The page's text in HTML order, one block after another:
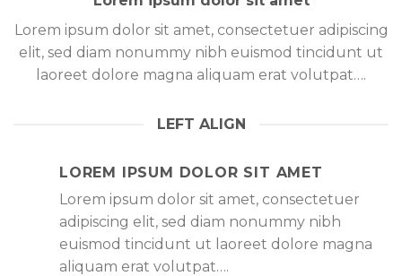
Lorem ipsum dolor sit amet, consectetuer adipiscing
elit, sed diam nonummy nibh euismod tincidunt ut
laoreet dolore magna aliquam erat volutpat….
LEFT ALIGN
LOREM IPSUM DOLOR SIT AMET
Lorem ipsum dolor sit amet, consectetuer
adipiscing elit, sed diam nonummy nibh
euismod tincidunt ut laoreet dolore magna
aliquam erat volutpat….